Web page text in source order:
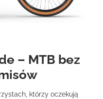
– MTB bez
którzy oczekują